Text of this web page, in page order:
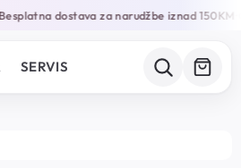
dostava za narudžbe iznad 150KM•
SERVIS